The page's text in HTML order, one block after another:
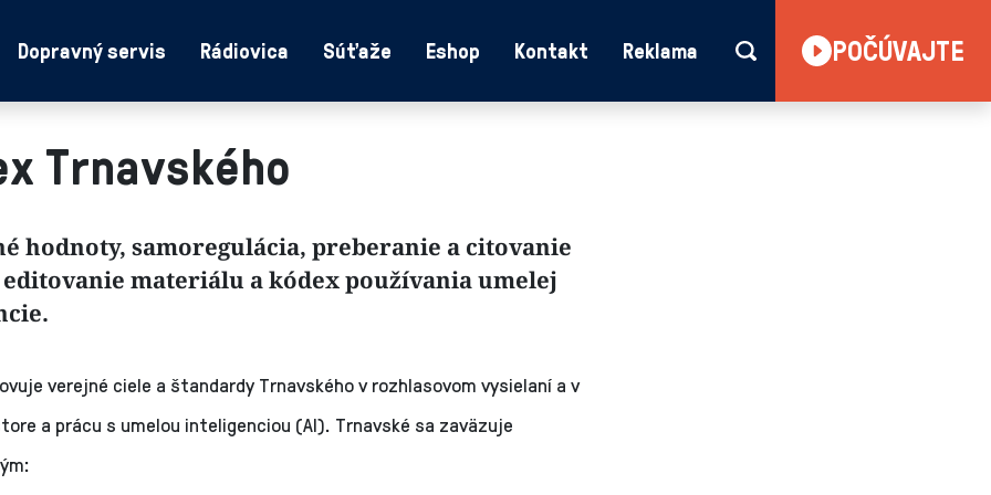
Dopravný servis Rádiovica Súťaže Eshop Kontakt Reklama POČÚVAJTE
Trnavského
hodnoty, samoregulácia, preberanie a citovanie
editovanie materiálu a kódex používania umelej
verejné ciele a štandardy Trnavského v rozhlasovom vysielaní a v
a prácu s umelou inteligenciou (AI). Trnavské sa zaväzuje